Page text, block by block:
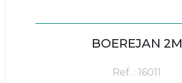
BOEREJAN 2M
Ref. : 16011